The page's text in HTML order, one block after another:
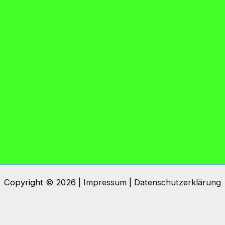
Copyright © 2026 | Impressum Datenschutzerklärung